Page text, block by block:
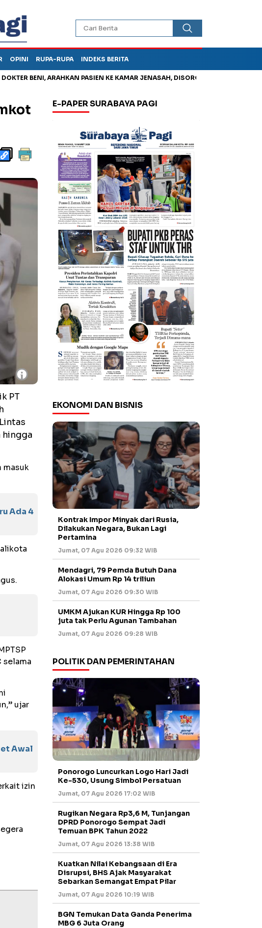
OPINI RUPA-RUPA INDEKS BERITA
BENI, ARAHKAN PASIEN KE KAMAR JENASAH, DISOROT Jadi Otak Mark Up
i
PT
hingga
masuk
Ada 4
selama
ujar
Awal
izin
E-PAPER SURABAYA PAGI
EKONOMI DAN BISNIS
Kontrak Impor Minyak dari Rusia,
Dilakukan Negara, Bukan Lagi
Pertamina
Jumat, 07 Agu 2026 09:32 WIB
Mendagri, 79 Pemda Butuh Dana
Alokasi Umum Rp 14 triliun
Jumat, 07 Agu 2026 09:30 WIB
UMKM Ajukan KUR Hingga Rp 100
juta tak Perlu Agunan Tambahan
Jumat, 07 Agu 2026 09:28 WIB
POLITIK DAN PEMERINTAHAN
Ponorogo Luncurkan Logo Hari Jadi
Ke-530, Usung Simbol Persatuan
Jumat, 07 Agu 2026 17:02 WIB
Rugikan Negara Rp3,6 M, Tunjangan
DPRD Ponorogo Sempat Jadi
Temuan BPK Tahun 2022
Jumat, 07 Agu 2026 13:38 WIB
Kuatkan Nilai Kebangsaan di Era
Disrupsi, BHS Ajak Masyarakat
Sebarkan Semangat Empat Pilar
Jumat, 07 Agu 2026 10:19 WIB
BGN Temukan Data Ganda Penerima
MBG 6 Juta Orang